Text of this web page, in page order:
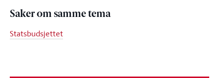
Saker om samme tema
Statsbudsjettet